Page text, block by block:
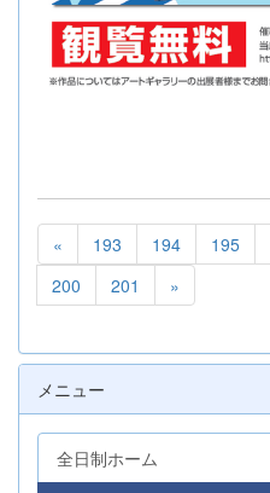
« 193 194 195
200
201 »
メニュー
全日制ホーム